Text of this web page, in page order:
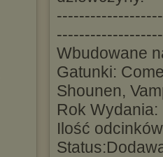
Wbudowane
Gatunki:
Shounen,
Rok Wydania:
Ilość